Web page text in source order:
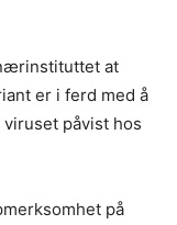
at
er i ferd med å
påvist hos
på